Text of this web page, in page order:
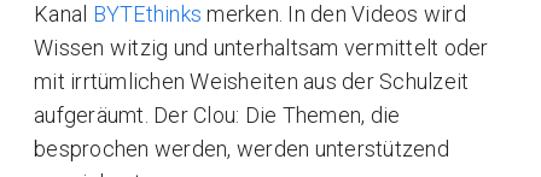
Kanal BYTEthinks merken. In den Videos wird
Wissen witzig und unterhaltsam vermittelt oder
mit irrtümlichen Weisheiten aus der Schulzeit
aufgeräumt. Der Clou: Die Themen, die
besprochen werden, werden unterstützend